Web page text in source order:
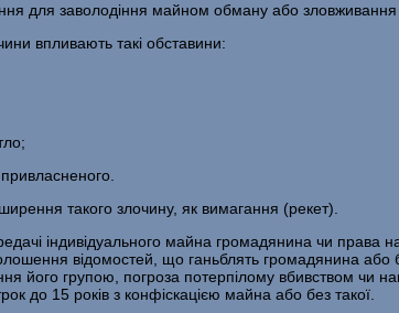
для заволодіння майном обману або зловживання
впливають такі обставини:
такого зло­чину, як вимагання (рекет).
індивідуаль­ного майна громадянина чи права
відомостей, що ганьблять громадянина
його групою, погроза потер­пілому вбивством чи
до 15 ро­ків з конфіскацією майна або без такої.